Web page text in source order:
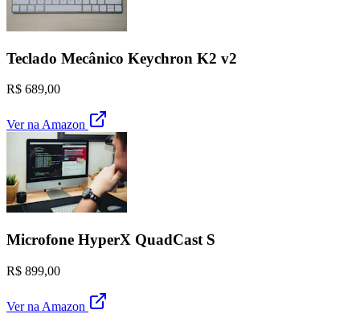
Teclado Mecânico Keychron K2 v2
R$ 689,00
Ver na Amazon
Microfone HyperX QuadCast S
R$ 899,00
Ver na Amazon